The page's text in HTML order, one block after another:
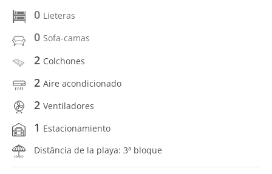
0 Lieteras
0 Sofa-camas
2 Colchones
2 Aire acondicionado
2 Ventiladores
1 Estacionamiento
Distância de la playa: 3ª bloque